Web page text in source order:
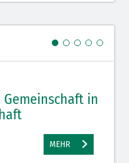
in
MEHR